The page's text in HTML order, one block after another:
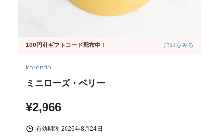
100円引ギフトコード配布中！ 詳細をみる
karendo
ミニローズ・ベリー
¥2,966
有効期限 2026年8月24日